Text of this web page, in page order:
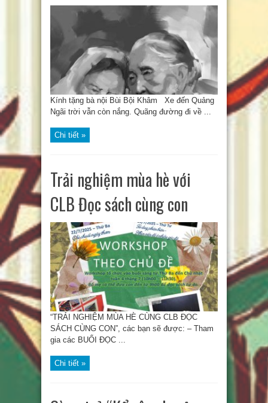
Kính tặng bà nội Bùi Bội Khâm Xe đến Quảng
Ngãi trời vẫn còn nắng. Quãng đường đi về ...
Chi tiết »
Trải nghiệm mùa hè với
CLB Đọc sách cùng con
“TRẢI NGHIỆM MÙA HÈ CÙNG CLB ĐỌC
SÁCH CÙNG CON”, các bạn sẽ được: – Tham
gia các BUỔI ĐỌC ...
Chi tiết »